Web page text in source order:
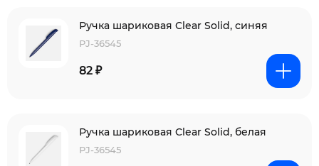
Ручка шариковая Clear Solid, синяя
PJ-36545
82 ₽
Ручка шариковая Clear Solid, белая
PJ-36545